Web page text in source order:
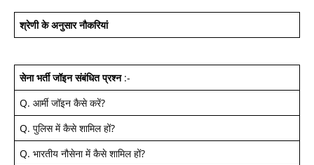
श्रेणी के अनुसार नौकरियां
सेना भर्ती जॉइन संबंधित प्रश्न:-
Q. आर्मी जॉइन कैसे करें?
Q. पुलिस में कैसे शामिल हों?
Q. भारतीय नौसेना में कैसे शामिल हों?